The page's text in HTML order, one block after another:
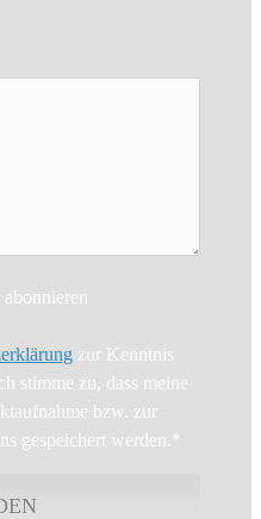
zur Kenntnis
stimme zu, dass meine
bzw. zur
gespeichert werden.*